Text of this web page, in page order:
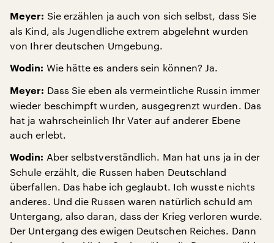
Meyer: Sie erzählen ja auch von sich selbst, dass Sie
als Kind, als Jugendliche extrem abgelehnt wurden
von Ihrer deutschen Umgebung.
Wodin: Wie hätte es anders sein können? Ja.
Meyer: Dass Sie eben als vermeintliche Russin immer
wieder beschimpft wurden, ausgegrenzt wurden. Das
hat ja wahrscheinlich Ihr Vater auf anderer Ebene
auch erlebt.
Wodin: Aber selbstverständlich. Man hat uns ja in der
Schule erzählt, die Russen haben Deutschland
überfallen. Das habe ich geglaubt. Ich wusste nichts
anderes. Und die Russen waren natürlich schuld am
Untergang, also daran, dass der Krieg verloren wurde.
Der Untergang des ewigen Deutschen Reiches. Dann